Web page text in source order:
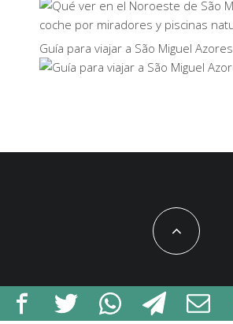
Guía para viajar a São Miguel Azores